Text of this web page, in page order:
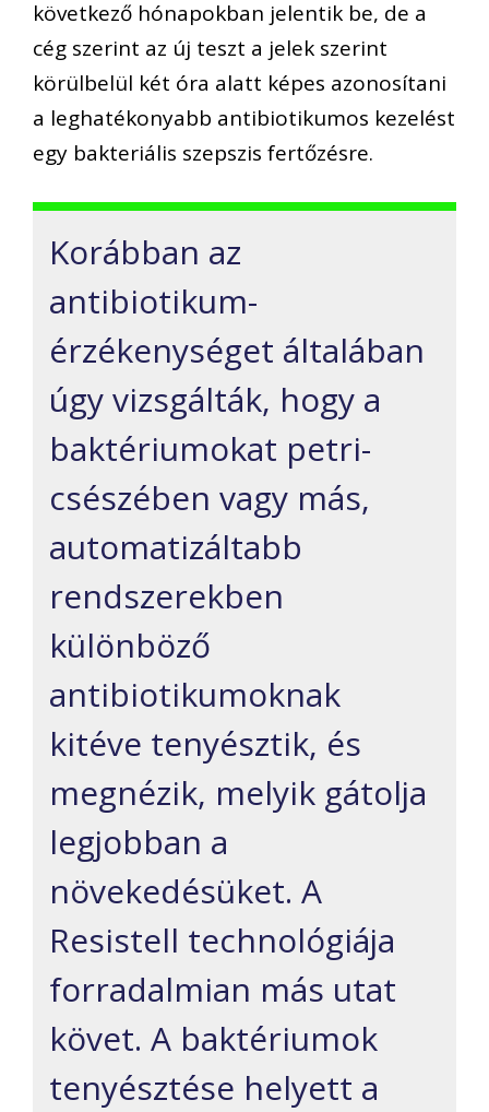
következő hónapokban jelentik be, de a
cég szerint az új teszt a jelek szerint
körülbelül két óra alatt képes azonosítani
a leghatékonyabb antibiotikumos kezelést
egy bakteriális szepszis fertőzésre.
Korábban az
antibiotikum-
érzékenységet általában
úgy vizsgálták, hogy a
baktériumokat petri-
csészében vagy más,
automatizáltabb
rendszerekben
különböző
antibiotikumoknak
kitéve tenyésztik, és
megnézik, melyik gátolja
legjobban a
növekedésüket. A
Resistell technológiája
forradalmian más utat
követ. A baktériumok
tenyésztése helyett a